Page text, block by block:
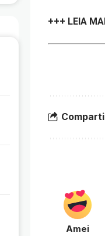
+++ LEIA
Amei